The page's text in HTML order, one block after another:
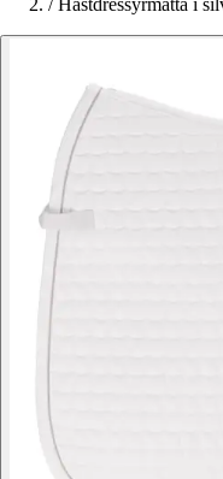
/ Hästdressyrmatta i